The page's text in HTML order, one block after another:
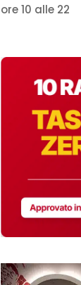
ore 10 alle 22